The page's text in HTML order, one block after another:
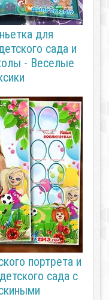
для
сада и
- Веселые
портрета и
сада с